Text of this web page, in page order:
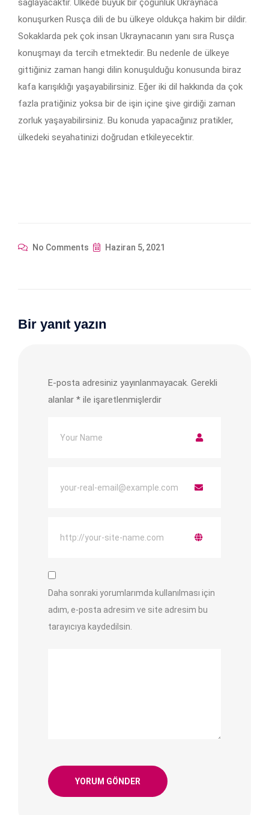
sağlayacaktır. Ülkede büyük bir çoğunluk Ukraynaca
konuşurken Rusça dili de bu ülkeye oldukça hakim bir dildir.
Sokaklarda pek çok insan Ukraynacanın yanı sıra Rusça
konuşmayı da tercih etmektedir. Bu nedenle de ülkeye
gittiğiniz zaman hangi dilin konuşulduğu konusunda biraz
kafa karışıklığı yaşayabilirsiniz. Eğer iki dil hakkında da çok
fazla pratiğiniz yoksa bir de işin içine şive girdiği zaman
zorluk yaşayabilirsiniz. Bu konuda yapacağınız pratikler,
ülkedeki seyahatinizi doğrudan etkileyecektir.
No Comments Haziran 5, 2021
Bir yanıt yazın
E-posta adresiniz yayınlanmayacak. Gerekli
alanlar * ile işaretlenmişlerdir
Daha sonraki yorumlarımda kullanılması için
adım, e-posta adresim ve site adresim bu
tarayıcıya kaydedilsin.